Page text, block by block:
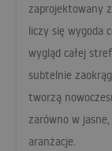
zaprojektowany
liczy się wygoda
wygląd całej
subtelnie
tworzą
zarówno w
aranżacje.